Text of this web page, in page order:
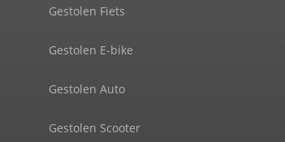
Gestolen Fiets
Gestolen E-bike
Gestolen Auto
Gestolen Scooter